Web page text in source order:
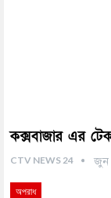
কক্সবাজার এর
CTV NEWS 24 জুন
অপরাধ